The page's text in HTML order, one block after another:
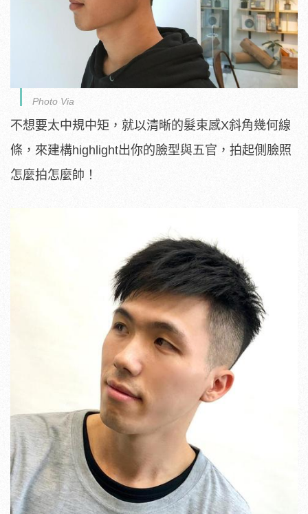
Photo Via
不想要太中規中矩，就以清晰的髮束感X斜角幾何線
條，來建構highlight出你的臉型與五官，拍起側臉照
怎麼拍怎麼帥！